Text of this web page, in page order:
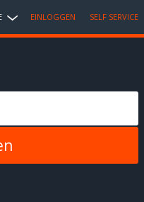
EINLOGGEN SELF SERVICE